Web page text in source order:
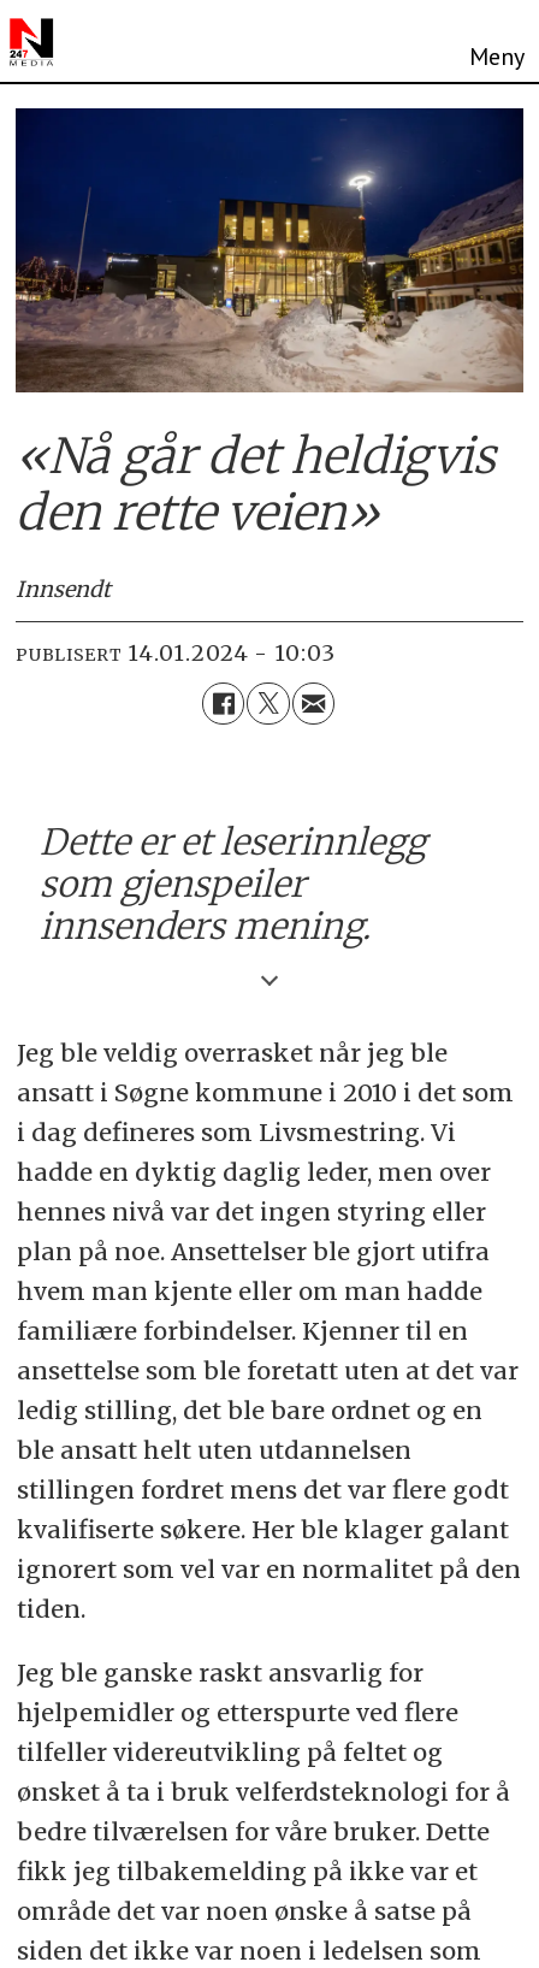
«Nå går det heldigvis
den rette veien»
Innsendt
PUBLISERT 14.01.2024 - 10:03
Dette er et leserinnlegg
som gjenspeiler
innsenders mening.
Jeg ble veldig overrasket når jeg ble
ansatt i Søgne kommune i 2010 i det som
i dag defineres som Livsmestring. Vi
hadde en dyktig daglig leder, men over
hennes nivå var det ingen styring eller
plan på noe. Ansettelser ble gjort utifra
hvem man kjente eller om man hadde
familiære forbindelser. Kjenner til en
ansettelse som ble foretatt uten at det var
ledig stilling, det ble bare ordnet og en
ble ansatt helt uten utdannelsen
stillingen fordret mens det var flere godt
kvalifiserte søkere. Her ble klager galant
ignorert som vel var en normalitet på den
tiden.
Jeg ble ganske raskt ansvarlig for
hjelpemidler og etterspurte ved flere
tilfeller videreutvikling på feltet og
ønsket å ta i bruk velferdsteknologi for å
bedre tilværelsen for våre bruker. Dette
fikk jeg tilbakemelding på ikke var et
område det var noen ønske å satse på
siden det ikke var noen i ledelsen som